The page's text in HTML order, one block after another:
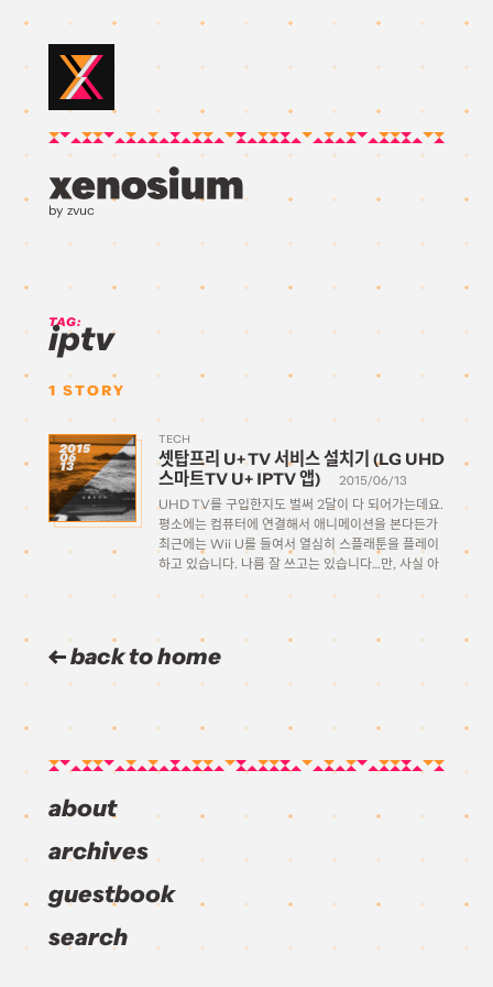
by zvuc
TAG:
iptv
1 STORY
2015
06
13
TECH
셋탑프리 U+ TV 서비스 설치기 (LG UHD
스마트TV U+ IPTV 앱)
2015/06/13
UHD TV를 구입한지도 벌써 2달이 다 되어가는데요.
평소에는 컴퓨터에 연결해서 애니메이션을 본다든가
최근에는 Wii U를 들여서 열심히 스플래툰을 플레이
하고 있습니다. 나름 잘 쓰고는 있습니다…만, 사실 아
back to home
about
archives
guestbook
search